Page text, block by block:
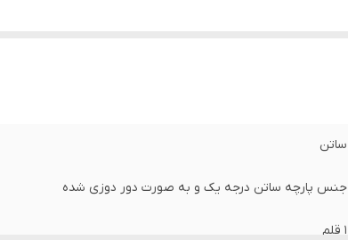
ساتن
جنس پارچه ساتن درجه یک و به صورت دور دوزی شده
1 قلم